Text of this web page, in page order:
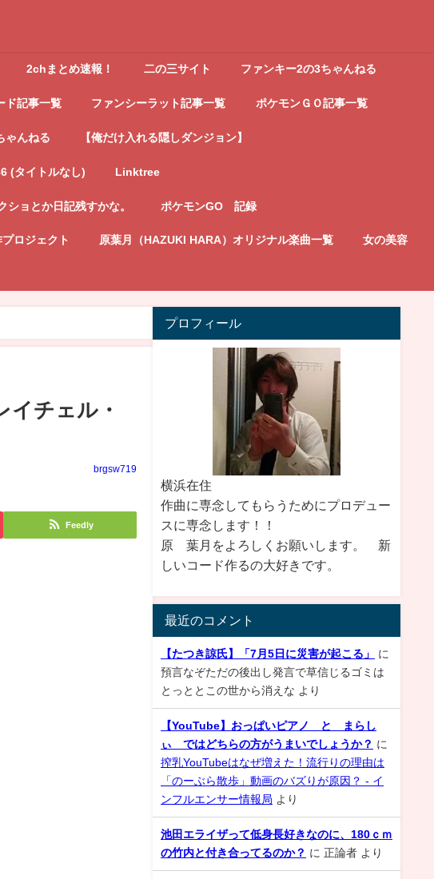
2chまとめ速報！ 二の三サイト ファンキー2の3ちゃんねる
ド記事一覧 ファンシーラット記事一覧 ポケモンＧＯ記事一覧
ゃんねる 【俺だけ入れる隠しダンジョン】
(タイトルなし) Linktree
ショとか日記残すかな。 ポケモンGO 記録
ロジェクト 原葉月（HAZUKI HARA）オリジナル楽曲一覧 女の美容
イチェル・
brgsw719
Feedly
プロフィール
横浜在住
作曲に専念してもらうためにプロデュー
スに専念します！！
原 葉月をよろしくお願いします。 新
しいコード作るの大好きです。
最近のコメント
【たつき諒氏】「7月5日に災害が起こる」
に
預言なぞただの後出し発言で草信じるゴミは
とっととこの世から消えな より
【YouTube】おっぱいピアノ と まらし
ぃ ではどちらの方がうまいでしょうか？ に
搾乳YouTubeはなぜ増えた！流行りの理由は
「のーぶら散歩」動画のバズりが原因？ - イ
ンフルエンサー情報局 より
池田エライザって低身長好きなのに、180ｃｍ
の竹内と付き合ってるのか？ に 正論者 より